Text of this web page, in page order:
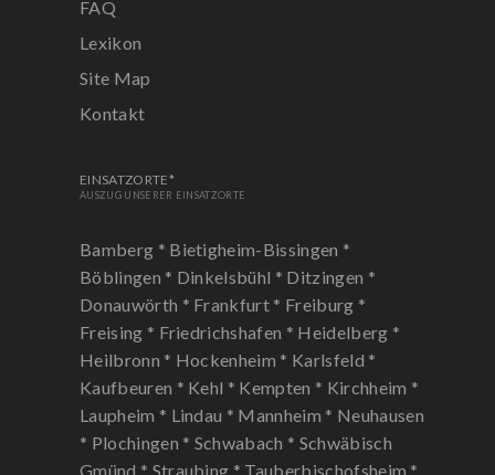
FAQ
Lexikon
Site Map
Kontakt
EINSATZORTE*
AUSZUG UNSERER EINSATZORTE
Bamberg * Bietigheim-Bissingen *
Böblingen * Dinkelsbühl * Ditzingen *
Donauwörth * Frankfurt * Freiburg *
Freising * Friedrichshafen * Heidelberg *
Heilbronn * Hockenheim * Karlsfeld *
Kaufbeuren * Kehl * Kempten * Kirchheim *
Laupheim * Lindau * Mannheim * Neuhausen
* Plochingen * Schwabach * Schwäbisch
Gmünd * Straubing * Tauberbischofsheim *